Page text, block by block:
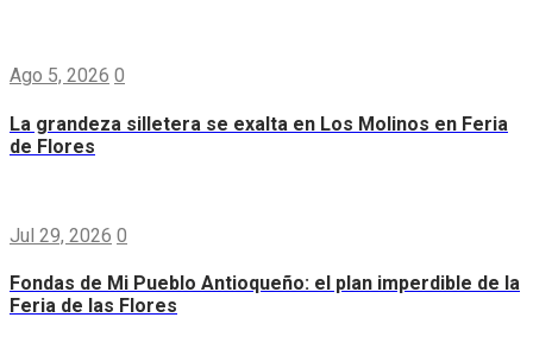
Ago 5, 2026 0
La grandeza silletera se exalta en Los Molinos en Feria
de Flores
Jul 29, 2026 0
Fondas de Mi Pueblo Antioqueño: el plan imperdible de la
Feria de las Flores